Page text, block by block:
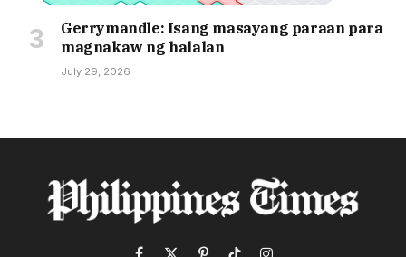
Gerrymandle: Isang masayang paraan para
magnakaw ng halalan
July 29, 2026